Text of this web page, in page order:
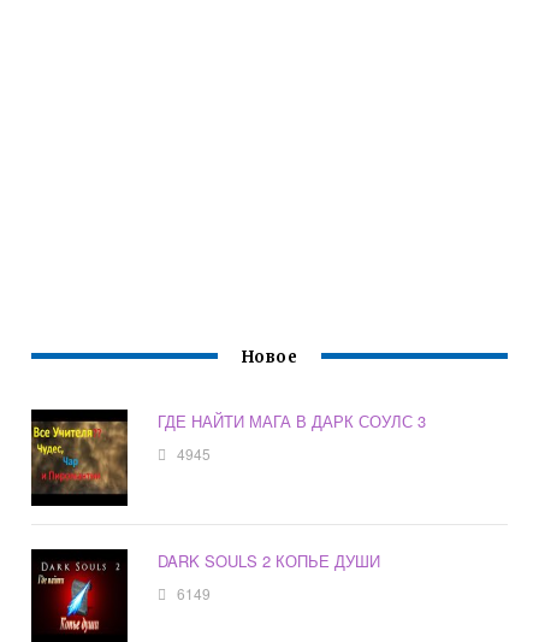
Новое
ГДЕ НАЙТИ МАГА В ДАРК СОУЛС 3
4945
DARK SOULS 2 КОПЬЕ ДУШИ
6149